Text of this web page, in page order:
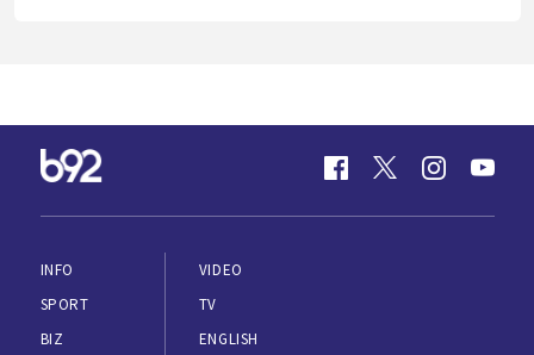
INFO
SPORT
BIZ
VIDEO
TV
ENGLISH